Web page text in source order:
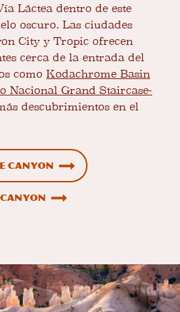
Láctea dentro de este
oscuro. Las ciudades
City y Tropic ofrecen
cerca de la entrada del
como Kodachrome Basin
Nacional Grand Staircase-
descubrimientos en el
Canyon